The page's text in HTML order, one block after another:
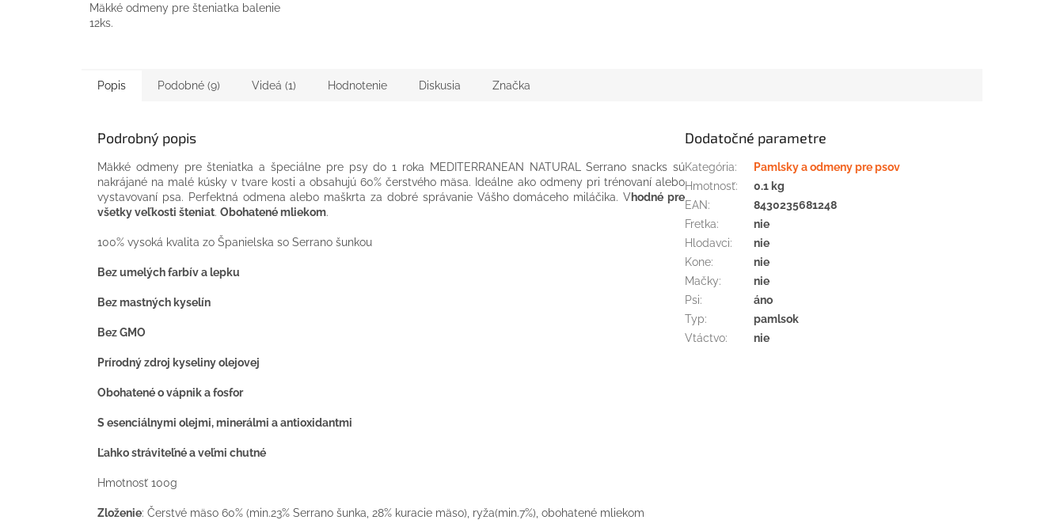
Mäkké odmeny pre šteniatka balenie
12ks.
Popis Podobné (9) Videá (1) Hodnotenie Diskusia Značka
Podrobný popis
Mäkké odmeny pre šteniatka a špeciálne pre psy do 1 roka MEDITERRANEAN NATURAL Serrano snacks sú
nakrájané na malé kúsky v tvare kosti a obsahujú 60% čerstvého mäsa. Ideálne ako odmeny pri trénovaní alebo
vystavovaní psa. Perfektná odmena alebo maškrta za dobré správanie Vášho domáceho miláčika. Vhodné pre
všetky veľkosti šteniat. Obohatené mliekom.
100% vysoká kvalita zo Španielska so Serrano šunkou
Bez umelých farbív a lepku
Bez mastných kyselín
Bez GMO
Prírodný zdroj kyseliny olejovej
Obohatené o vápnik a fosfor
S esenciálnymi olejmi, minerálmi a antioxidantmi
Ľahko stráviteľné a veľmi chutné
Hmotnosť 100g
Zloženie: Čerstvé mäso 60% (min.23% Serrano šunka, 28% kuracie mäso), ryža(min.7%), obohatené mliekom
Dodatočné parametre
Kategória:
Pamlsky a odmeny pre psov
Hmotnosť:
0.1 kg
EAN:
8430235681248
Fretka:
nie
Hlodavci:
nie
Kone:
nie
Mačky:
nie
Psi:
áno
Typ:
pamlsok
Vtáctvo: nie